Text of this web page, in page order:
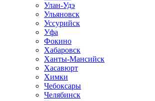
Улан-Удэ
Ульяновск
Уссурийск
Уфа
Фокино
Хабаровск
Ханты-Мансийск
Хасавюрт
Химки
Чебоксары
Челябинск